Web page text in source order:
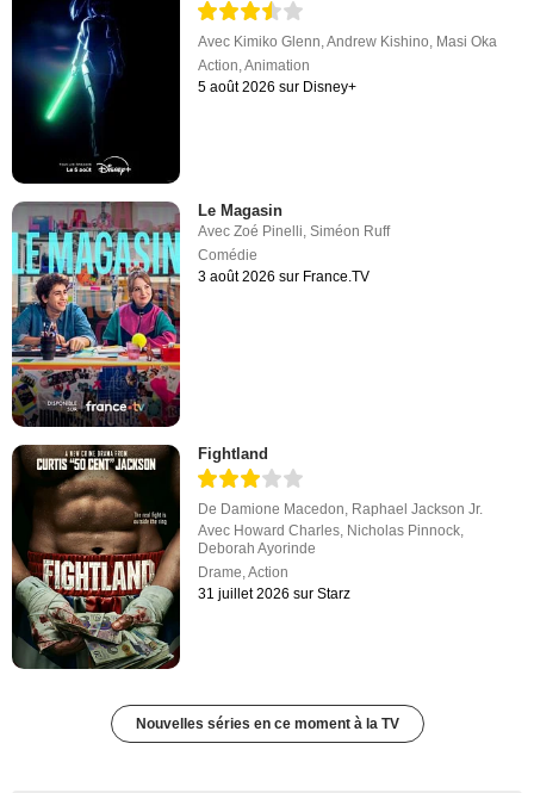
Avec Kimiko Glenn,Andrew Kishino, Masi Oka
Action,Animation
5 août 2026 sur Disney+
Le Magasin
AvecZoé Pinelli,Siméon Ruff
Comédie
3 août 2026 sur France.TV
Fightland
De Damione Macedon Raphael Jackson Jr.
Avec Howard Charles Nicholas Pinnock
Deborah Ayorinde
Drame ,Action
31 juillet 2026 sur Starz
Nouvelles séries en ce moment à la TV